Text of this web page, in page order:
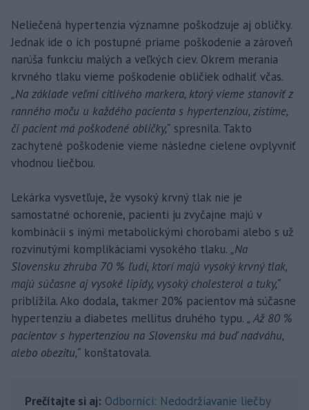
Neliečená hypertenzia významne poškodzuje aj obličky.
Jednak ide o ich postupné priame poškodenie a zároveň
narúša funkciu malých a veľkých ciev. Okrem merania
krvného tlaku vieme poškodenie obličiek odhaliť včas.
„Na základe veľmi citlivého markera, ktorý vieme stanoviť z
ranného moču u každého pacienta s hypertenziou, zistíme,
či pacient má poškodené obličky,“ spresnila. Takto
zachytené poškodenie vieme následne cielene ovplyvniť
vhodnou liečbou.
Lekárka vysvetľuje, že vysoký krvný tlak nie je
samostatné ochorenie, pacienti ju zvyčajne majú v
kombinácii s inými metabolickými chorobami alebo s už
rozvinutými komplikáciami vysokého tlaku. „Na
Slovensku zhruba 70 % ľudí, ktorí majú vysoký krvný tlak,
majú súčasne aj vysoké lipidy, vysoký cholesterol a tuky,“
priblížila. Ako dodala, takmer 20% pacientov má súčasne
hypertenziu a diabetes mellitus druhého typu. „ Až 80 %
pacientov s hypertenziou na Slovensku má buď nadváhu,
alebo obezitu,“ konštatovala.
Prečítajte si aj: Odborníci: Nedodržiavanie liečby